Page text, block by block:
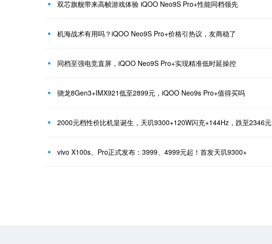
双芯旗舰带来高帧游戏体验 iQOO Neo9S Pro+性能同档领先
机海战术有用吗？iQOO Neo9S Pro+价格引热议，友商稳了
同档至强电竞直屏，iQOO Neo9S Pro+实现精准低时延操控
骁龙8Gen3+IMX921低至2899元，iQOO Neo9s Pro+值得买吗
2000元档性价比机皇诞生，天玑9300+120W闪充+144Hz，跌至2346元
vivo X100s、Pro正式发布：3999、4999元起！首发天玑9300+